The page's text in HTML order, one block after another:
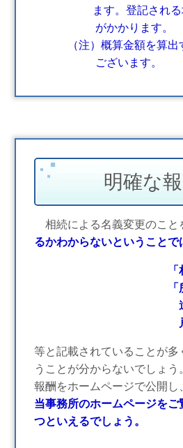
ます。登記される場合
がかかります。
（注）概算金額を算出す
ございます。
明確な
相続による名義変更のこと
るかわからないということで
「所有権
遺産分割協
戸籍謄本取得 1
等と記載されていることが
うことが分からないでしょ
報酬をホームページで公開し
当事務所のホームページを
つといえるでしょう。